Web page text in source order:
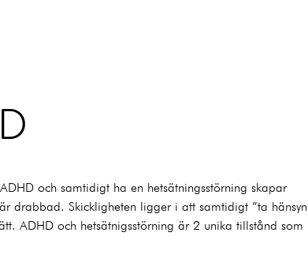
och samtidigt ha en hetsätningsstörning skapar
drabbad. Skickligheten ligger i att samtidigt ”ta hänsyn
ADHD och hetsätnigsstörning är 2 unika tillstånd som